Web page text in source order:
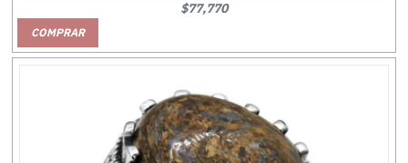
$77,770
COMPRAR